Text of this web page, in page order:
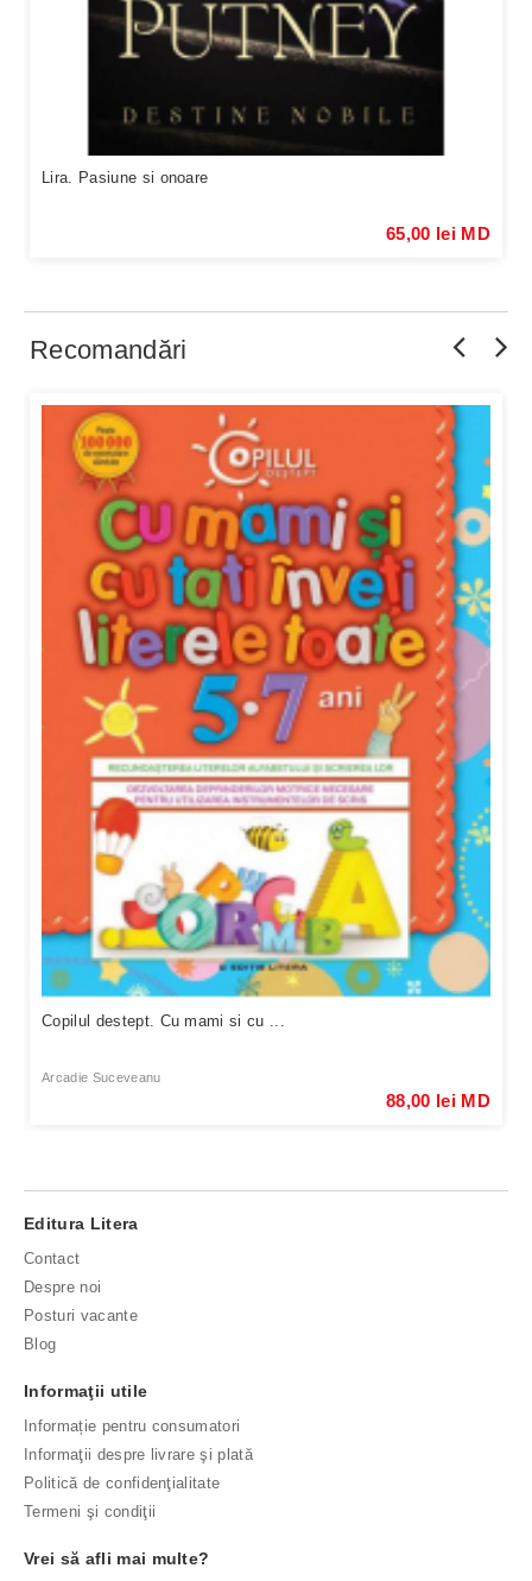
Lira. Pasiune si onoare
65,00 lei MD
Recomandări
Copilul destept. Cu mami si cu ...
Arcadie Suceveanu
88,00 lei MD
Editura Litera
Contact
Despre noi
Posturi vacante
Blog
Informaţii utile
Informație pentru consumatori
Informaţii despre livrare şi plată
Politică de confidenţialitate
Termeni şi condiţii
Vrei să afli mai multe?